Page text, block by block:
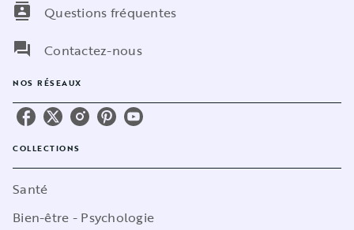
contacts
Questions fréquentes
question_answer
Contactez-nous
NOS RÉSEAUX
COLLECTIONS
Santé
Bien-être - Psychologie